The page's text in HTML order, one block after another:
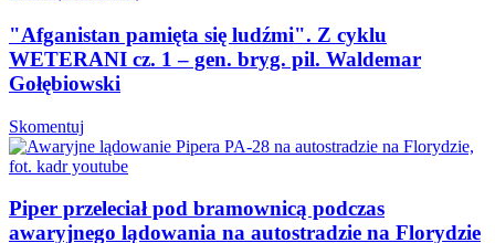
"Afganistan pamięta się ludźmi". Z cyklu
WETERANI cz. 1 – gen. bryg. pil. Waldemar
Gołębiowski
Skomentuj
Piper przeleciał pod bramownicą podczas
awaryjnego lądowania na autostradzie na Florydzie